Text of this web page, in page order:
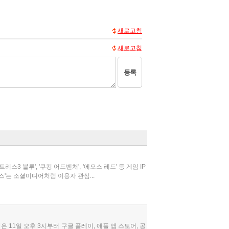
새로고침
새로고침
등록
스3 블루', '쿠킹 어드벤처', '에오스 레드' 등 게임 IP
'는 소셜미디어처럼 이용자 관심...
11일 오후 3시부터 구글 플레이, 애플 앱 스토어, 공